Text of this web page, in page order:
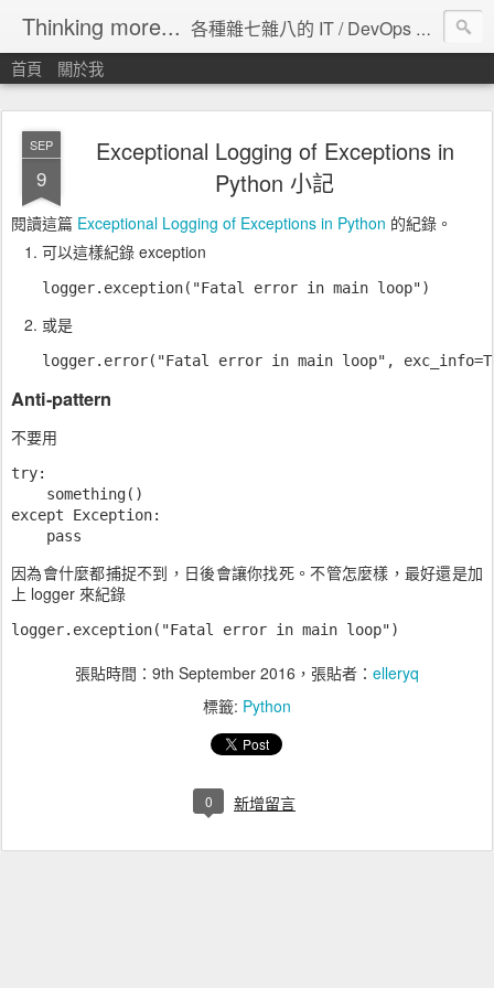
Thinking more... 各種雜七雜八的 IT / DevOps 工具 / 程式設計 / 雲端服務分享。
首頁 關於我
SEP
9
Exceptional Logging of Exceptions in
Python 小記
閱讀這篇 Exceptional Logging of Exceptions in Python 的紀錄。
可以這樣紀錄 exception
或是
Anti-pattern
不要用
try:
    something()
except Exception:
因為會什麼都捕捉不到，日後會讓你找死。不管怎麼樣，最好還是加
上 logger 來紀錄
張貼時間： 9th September 2016 ，張貼者： elleryq
標籤: Python
0 新增留言